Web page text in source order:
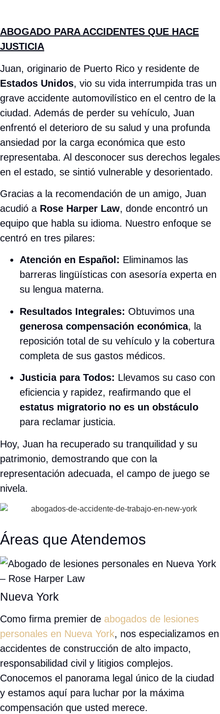
Atención en Español:Eliminamos las
barreras lingüísticas con asesoría experta en
Resultados Integrales: Obtuvimos una
generosa compensación económica, la
reposición total de su vehículo y la cobertura
completa de sus gastos médicos.
Justicia para Todos:Llevamos su caso con
eficiencia y rapidez, reafirmando que el
estatus migratorio no es un obstáculo
para reclamar justicia.
Hoy, Juan ha recuperado su tranquilidad y su
patrimonio, demostrando que con la
representación adecuada, el campo de juego se
nivela.
ÁREAS QUE
ATENDEMOS
Como firma premier de
en Nueva York , nos especializamos en accidentes de
construcción de alto impacto, responsabilidad civil y litigios
y estamos aquí para luchar por la máxima compensación
que usted merece.